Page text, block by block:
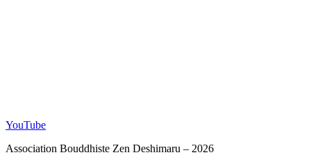
YouTube
Association Bouddhiste Zen Deshimaru – 2026